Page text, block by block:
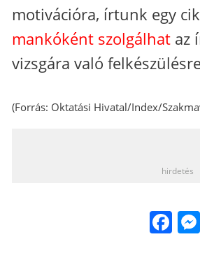
motivációra, írtunk egy
mankóként szolgálhat az
vizsgára való
(Forrás: Oktatási Hivatal/Index/
hirdetés